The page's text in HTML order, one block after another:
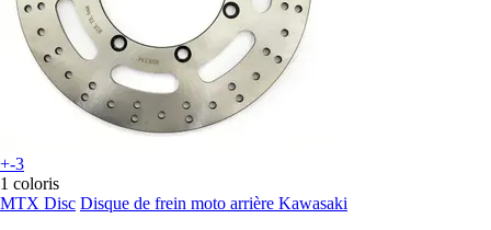
+-3
1 coloris
MTX Disc Disque de frein moto arrière Kawasaki